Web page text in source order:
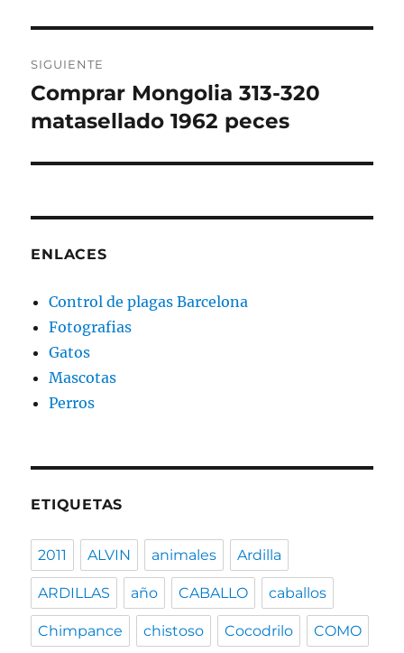
SIGUIENTE
Entrada
siguiente:
Comprar Mongolia 313-320
matasellado 1962 peces
ENLACES
Control de plagas Barcelona
Fotografias
Gatos
Mascotas
Perros
ETIQUETAS
2011 ALVIN animales Ardilla
ARDILLAS año CABALLO caballos
Chimpance chistoso Cocodrilo COMO